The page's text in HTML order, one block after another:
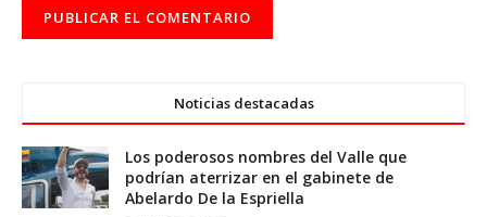
Noticias destacadas
Los poderosos nombres del Valle que
podrían aterrizar en el gabinete de
Abelardo De la Espriella